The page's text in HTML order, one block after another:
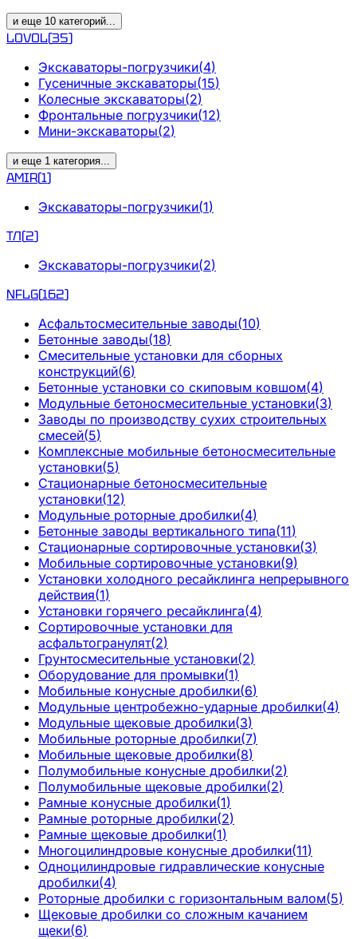
и еще 10 категорий...
LOVOL(35)
Экскаваторы-погрузчики(4)
Гусеничные экскаваторы(15)
Колесные экскаваторы(2)
Фронтальные погрузчики(12)
Мини-экскаваторы(2)
и еще 1 категория...
AMIR(1)
Экскаваторы-погрузчики(1)
ТЛ(2)
Экскаваторы-погрузчики(2)
NFLG(162)
Асфальтосмесительные заводы(10)
Бетонные заводы(18)
Смесительные установки для сборных
конструкций(6)
Бетонные установки со скиповым ковшом(4)
Модульные бетоносмесительные установки(3)
Заводы по производству сухих строительных
смесей(5)
Комплексные мобильные бетоносмесительные
установки(5)
Стационарные бетоносмесительные
установки(12)
Модульные роторные дробилки(4)
Бетонные заводы вертикального типа(11)
Стационарные сортировочные установки(3)
Мобильные сортировочные установки(9)
Установки холодного ресайклинга непрерывного
действия(1)
Установки горячего ресайклинга(4)
Сортировочные установки для
асфальтогранулят(2)
Грунтосмесительные установки(2)
Оборудование для промывки(1)
Мобильные конусные дробилки(6)
Модульные центробежно-ударные дробилки(4)
Модульные щековые дробилки(3)
Мобильные роторные дробилки(7)
Мобильные щековые дробилки(8)
Полумобильные конусные дробилки(2)
Полумобильные щековые дробилки(2)
Рамные конусные дробилки(1)
Рамные роторные дробилки(2)
Рамные щековые дробилки(1)
Многоцилиндровые конусные дробилки(11)
Одноцилиндровые гидравлические конусные
дробилки(4)
Роторные дробилки с горизонтальным валом(5)
Щековые дробилки со сложным качанием
щеки(6)